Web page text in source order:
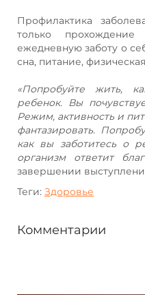
Профилактика
только
ежедневную заботу о
сна, питание,
«Попробуйте жить,
ребенок. Вы
Режим, активность и
фантазировать.
как вы заботитесь о
организм ответит
завершении
Теги: Здоровье
Комментарии